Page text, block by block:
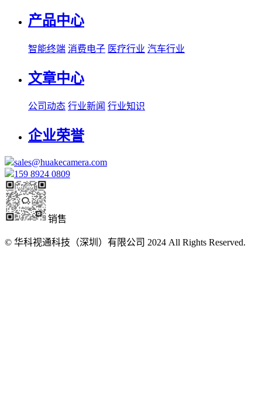
产品中心
智能终端 消费电子 医疗行业 汽车行业
文章中心
公司动态 行业新闻 行业知识
企业荣誉
sales@huakecamera.com
159 8924 0809
销售
© 华科视通科技（深圳）有限公司 2024 All Rights Reserved.